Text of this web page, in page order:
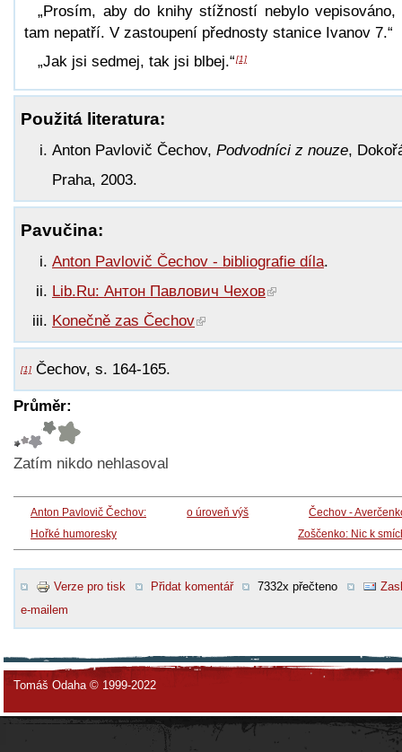
„Prosím, aby do knihy stížností nebylo vepisováno,
tam nepatří. V zastoupení přednosty stanice Ivanov 7.“
„Jak jsi sedmej, tak jsi blbej.“[1]
Použitá literatura:
Anton Pavlovič Čechov, Podvodníci z nouze,
Praha, 2003.
Pavučina:
Anton Pavlovič Čechov - bibliografie díla.
Lib.Ru: Антон Павлович Чехов
Konečně zas Čechov
[1] Čechov, s. 164-165.
Průměr:
Zatím nikdo nehlasoval
Anton Pavlovič Čechov:
Hořké humoresky
o úroveň výš
Čechov -
Zoščenko: Nic k
Verze pro tisk Přidat komentář 7332x přečteno
e-mailem
Tomáš Odaha © 1999-2022